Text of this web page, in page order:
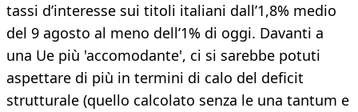
tassi d’interesse sui titoli italiani dall’1,8% medio
del 9 agosto al meno dell’1% di oggi. Davanti a
una Ue più 'accomodante', ci si sarebbe potuti
aspettare di più in termini di calo del deficit
strutturale (quello calcolato senza le una tantum e